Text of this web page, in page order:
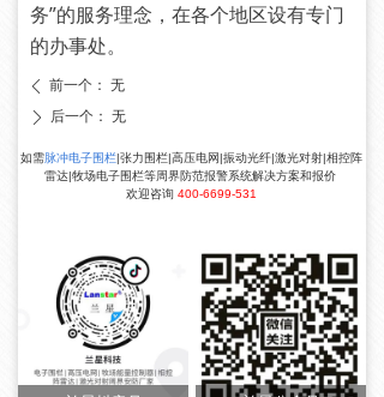
ꄲ 后一个： 无
ꄴ 前一个： 无
务”的服务理念，在各个地区设有专门
的办事处。
如需脉冲电子围栏|张力围栏|高压电网|振动光纤|激光对射|相控阵
雷达|牧场电子围栏等周界防范报警系统解决方案和报价
欢迎咨询 400-6699-531